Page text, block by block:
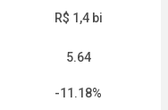
R$ 1,4 bi
5.64
-11.18%